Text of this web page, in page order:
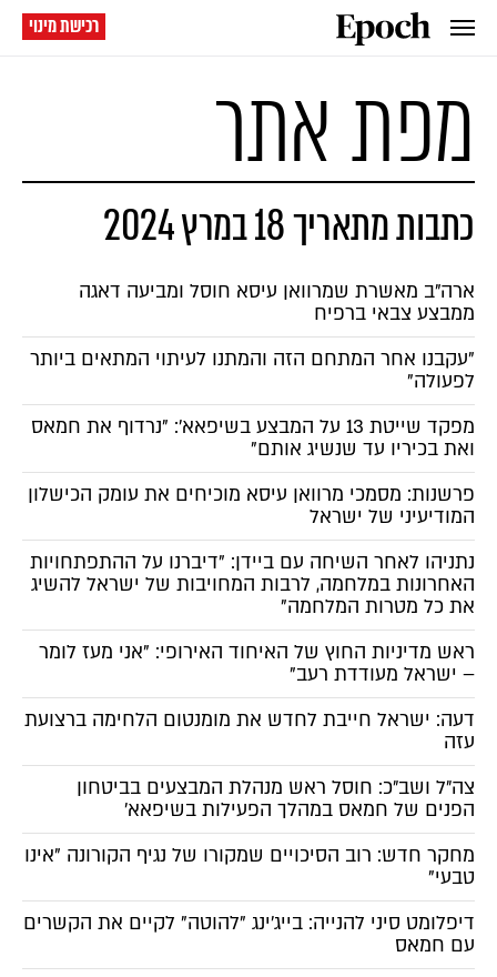
רכישת מינוי
מפת אתר
כתבות מתאריך 18 במרץ 2024
ארה"ב מאשרת שמרוואן עיסא חוסל ומביעה דאגה
ממבצע צבאי ברפיח
"עקבנו אחר המתחם הזה והמתנו לעיתוי המתאים ביותר
לפעולה"
מפקד שייטת 13 על המבצע בשיפאא׳: "נרדוף את חמאס
ואת בכיריו עד שנשיג אותם"
פרשנות: מסמכי מרוואן עיסא מוכיחים את עומק הכישלון
המודיעיני של ישראל
נתניהו לאחר השיחה עם ביידן: "דיברנו על ההתפתחויות
האחרונות במלחמה, לרבות המחויבות של ישראל להשיג
את כל מטרות המלחמה"
ראש מדיניות החוץ של האיחוד האירופי: "אני מעז לומר
– ישראל מעודדת רעב"
דעה: ישראל חייבת לחדש את מומנטום הלחימה ברצועת
עזה
צה״ל ושב״כ: חוסל ראש מנהלת המבצעים בביטחון
הפנים של חמאס במהלך הפעילות בשיפאא'
מחקר חדש: רוב הסיכויים שמקורו של נגיף הקורונה "אינו
טבעי"
דיפלומט סיני להנייה: בייג'ינג "להוטה" לקיים את הקשרים
עם חמאס